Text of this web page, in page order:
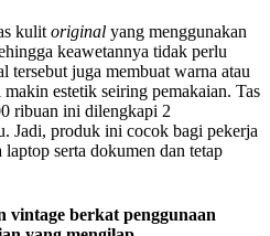
kulit original yang menggunakan
keawetannya tidak perlu
tersebut juga membuat warna atau
makin estetik seiring pemakaian. Tas
ribuan ini dilengkapi 2
Jadi, produk ini cocok bagi pekerja
serta dokumen dan tetap
vintage berkat penggunaan